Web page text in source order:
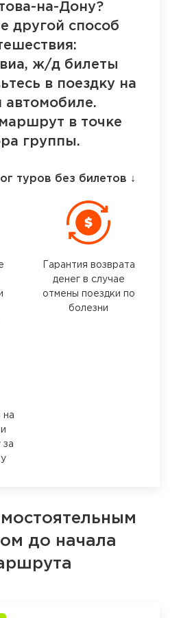
на-Дону?
другой способ
ж/д билеты
в поездку на
автомобиле.
в точке
группы.
туров без билетов ↓
Гарантия возврата
денег в случае
отмены поездки по
болезни
на
за
до начала